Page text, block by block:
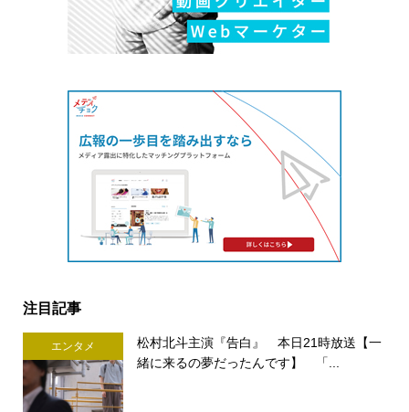
注目記事
エンタメ
松村北斗主演『告白』 本日21時放送【一
緒に来るの夢だったんです】 「...